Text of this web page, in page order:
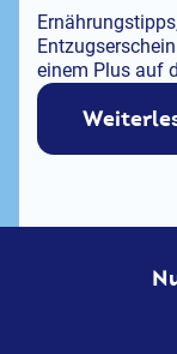
einem Plus auf